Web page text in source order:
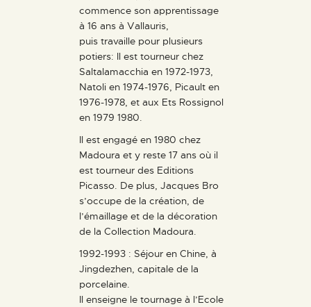
CONTACT
ESPACE PRO
commence son apprentissage
à 16 ans à Vallauris,
puis travaille pour plusieurs
potiers: Il est tourneur chez
Saltalamacchia en 1972-1973,
Natoli en 1974-1976, Picault en
1976-1978, et aux Ets Rossignol
en 1979 1980.
Il est engagé en 1980 chez
Madoura et y reste 17 ans où il
est tourneur des Editions
Picasso. De plus, Jacques Bro
s’occupe de la création, de
l’émaillage et de la décoration
de la Collection Madoura.
1992-1993 : Séjour en Chine, à
Jingdezhen, capitale de la
porcelaine.
Il enseigne le tournage à l’Ecole